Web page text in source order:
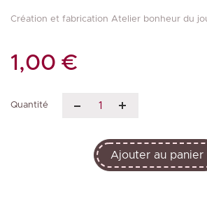
Création et fabrication Atelier bonheur du
1,00 €
Quantité
Ajouter au panier